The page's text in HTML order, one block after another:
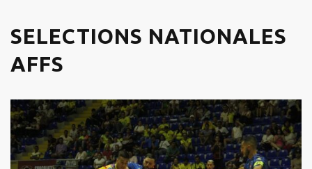
SELECTIONS NATIONALES
AFFS